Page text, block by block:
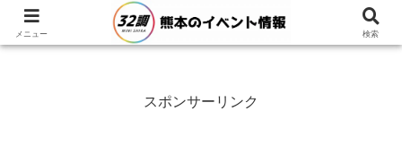
スポンサーリンク
メニュー 検索